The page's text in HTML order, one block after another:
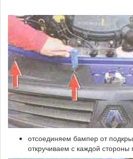
отсоединяем бампер от
откручиваем с каждой стороны